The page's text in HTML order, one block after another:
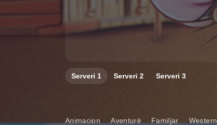
Serveri 1 Serveri 2 Serveri 3
Animacion Aventurë Familjar Western